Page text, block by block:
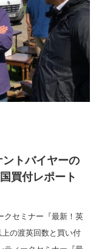
ントバイヤーの
買付レポート
クセミナー『最新！英
の渡英回数と買い付